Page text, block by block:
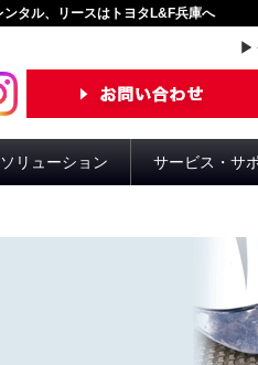
タル、リースはトヨタL&F兵庫へ
リューション サービス・サ